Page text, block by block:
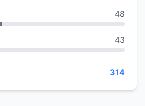
48
43
314